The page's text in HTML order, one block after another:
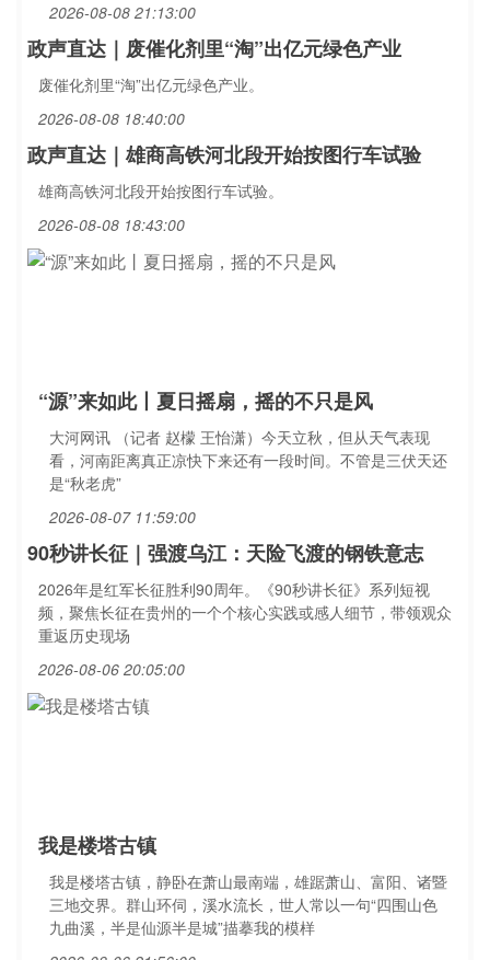
2026-08-08 21:13:00
政声直达｜废催化剂里“淘”出亿元绿色产业
废催化剂里“淘”出亿元绿色产业。
2026-08-08 18:40:00
政声直达｜雄商高铁河北段开始按图行车试验
雄商高铁河北段开始按图行车试验。
2026-08-08 18:43:00
“源”来如此丨夏日摇扇，摇的不只是风
大河网讯 （记者 赵檬 王怡潇）今天立秋，但从天气表现
看，河南距离真正凉快下来还有一段时间。不管是三伏天还
是“秋老虎”
2026-08-07 11:59:00
90秒讲长征｜强渡乌江：天险飞渡的钢铁意志
2026年是红军长征胜利90周年。《90秒讲长征》系列短视
频，聚焦长征在贵州的一个个核心实践或感人细节，带领观众
重返历史现场
2026-08-06 20:05:00
我是楼塔古镇
我是楼塔古镇，静卧在萧山最南端，雄踞萧山、富阳、诸暨
三地交界。群山环伺，溪水流长，世人常以一句“四围山色
九曲溪，半是仙源半是城”描摹我的模样